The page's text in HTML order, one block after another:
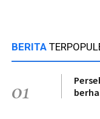
BERITA
01